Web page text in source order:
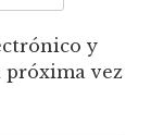
y
próxima vez